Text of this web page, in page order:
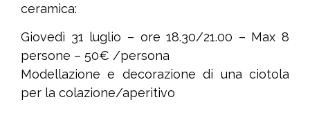
ceramica:
Giovedì 31 luglio – ore 18.30/21.00 – Max 8
persone – 50€ /persona
Modellazione e decorazione di una ciotola
per la colazione/aperitivo